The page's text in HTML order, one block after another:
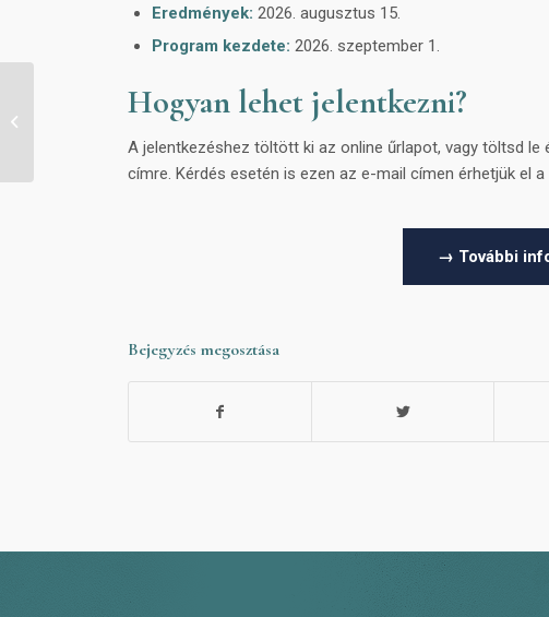
Eredmények: 2026. augusztus 15.
Program kezdete: 2026. szeptember 1.
Hogyan lehet jelentkezni?
A jelentkezéshez töltött ki az online űrlapot, vagy töltsd
címre. Kérdés esetén is ezen az e-mail címen érhetjük el
→ További
Bejegyzés megosztása
Megújult az elnökség – a GFTT új